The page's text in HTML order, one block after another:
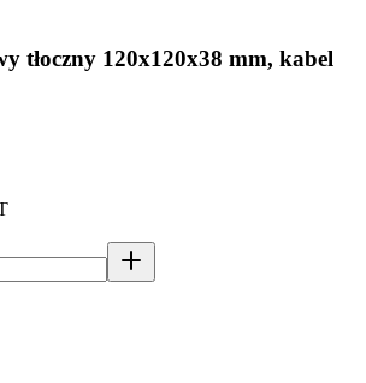
tłoczny 120x120x38 mm, kabel